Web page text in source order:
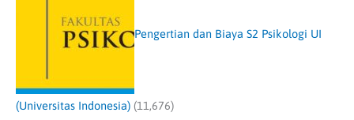
Pengertian dan Biaya S2 Psikologi UI
(Universitas Indonesia) (11,676)